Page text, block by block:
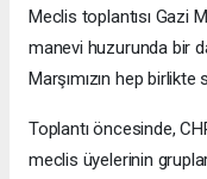
Meclis toplantısı Gazi
manevi huzurunda bir
Marşımızın hep
Toplantı öncesinde,
meclis üyelerinin